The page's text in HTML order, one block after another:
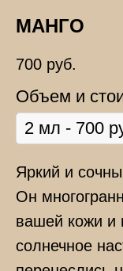
МАНГО
700 руб.
Объем и
Яркий и
Он
вашей кожи и
солнечное